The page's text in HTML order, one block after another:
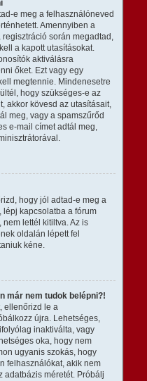
e meg a felhasználóneved
Amennyiben a
során megadtad,
a kapott utasításokat.
aktiválásra
őket. Ezt vagy egy
megtennie. Mindenesetre
hogy szükséges-e az
akkor kövesd az utasításait,
meg, vagy a spamszűrőd
e-mail címet adtál meg,
hogy jól adtad-e meg a
kapcsolatba a fórum
lettél kitiltva. Az is
oldalán lépett fel
kéne.
már nem tudok belépni?!
ellenőrizd le a
újra. Lehetséges,
inaktiválta, vagy
oka, hogy nem
ugyanis szokás, hogy
felhasználókat, akik nem
adatbázis méretét. Próbálj